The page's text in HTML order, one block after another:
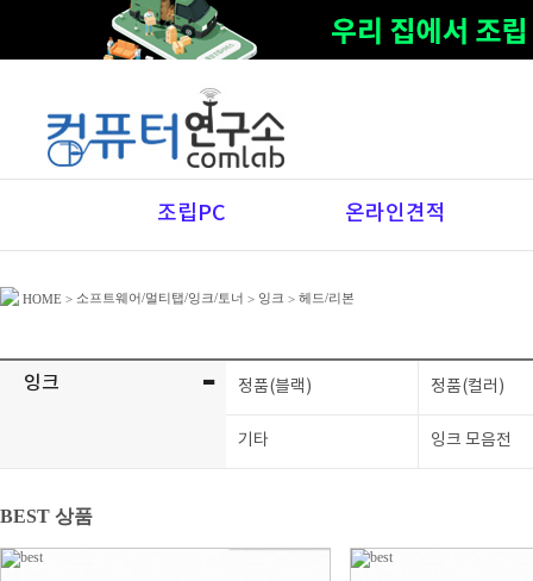
조립PC 온라인견적
HOME > 소프트웨어/멀티탭/잉크/토너 > 잉크 > 헤드/리본
잉크 - 정품(블랙) 정품(컬러)
기타 잉크 모음전
BEST 상품